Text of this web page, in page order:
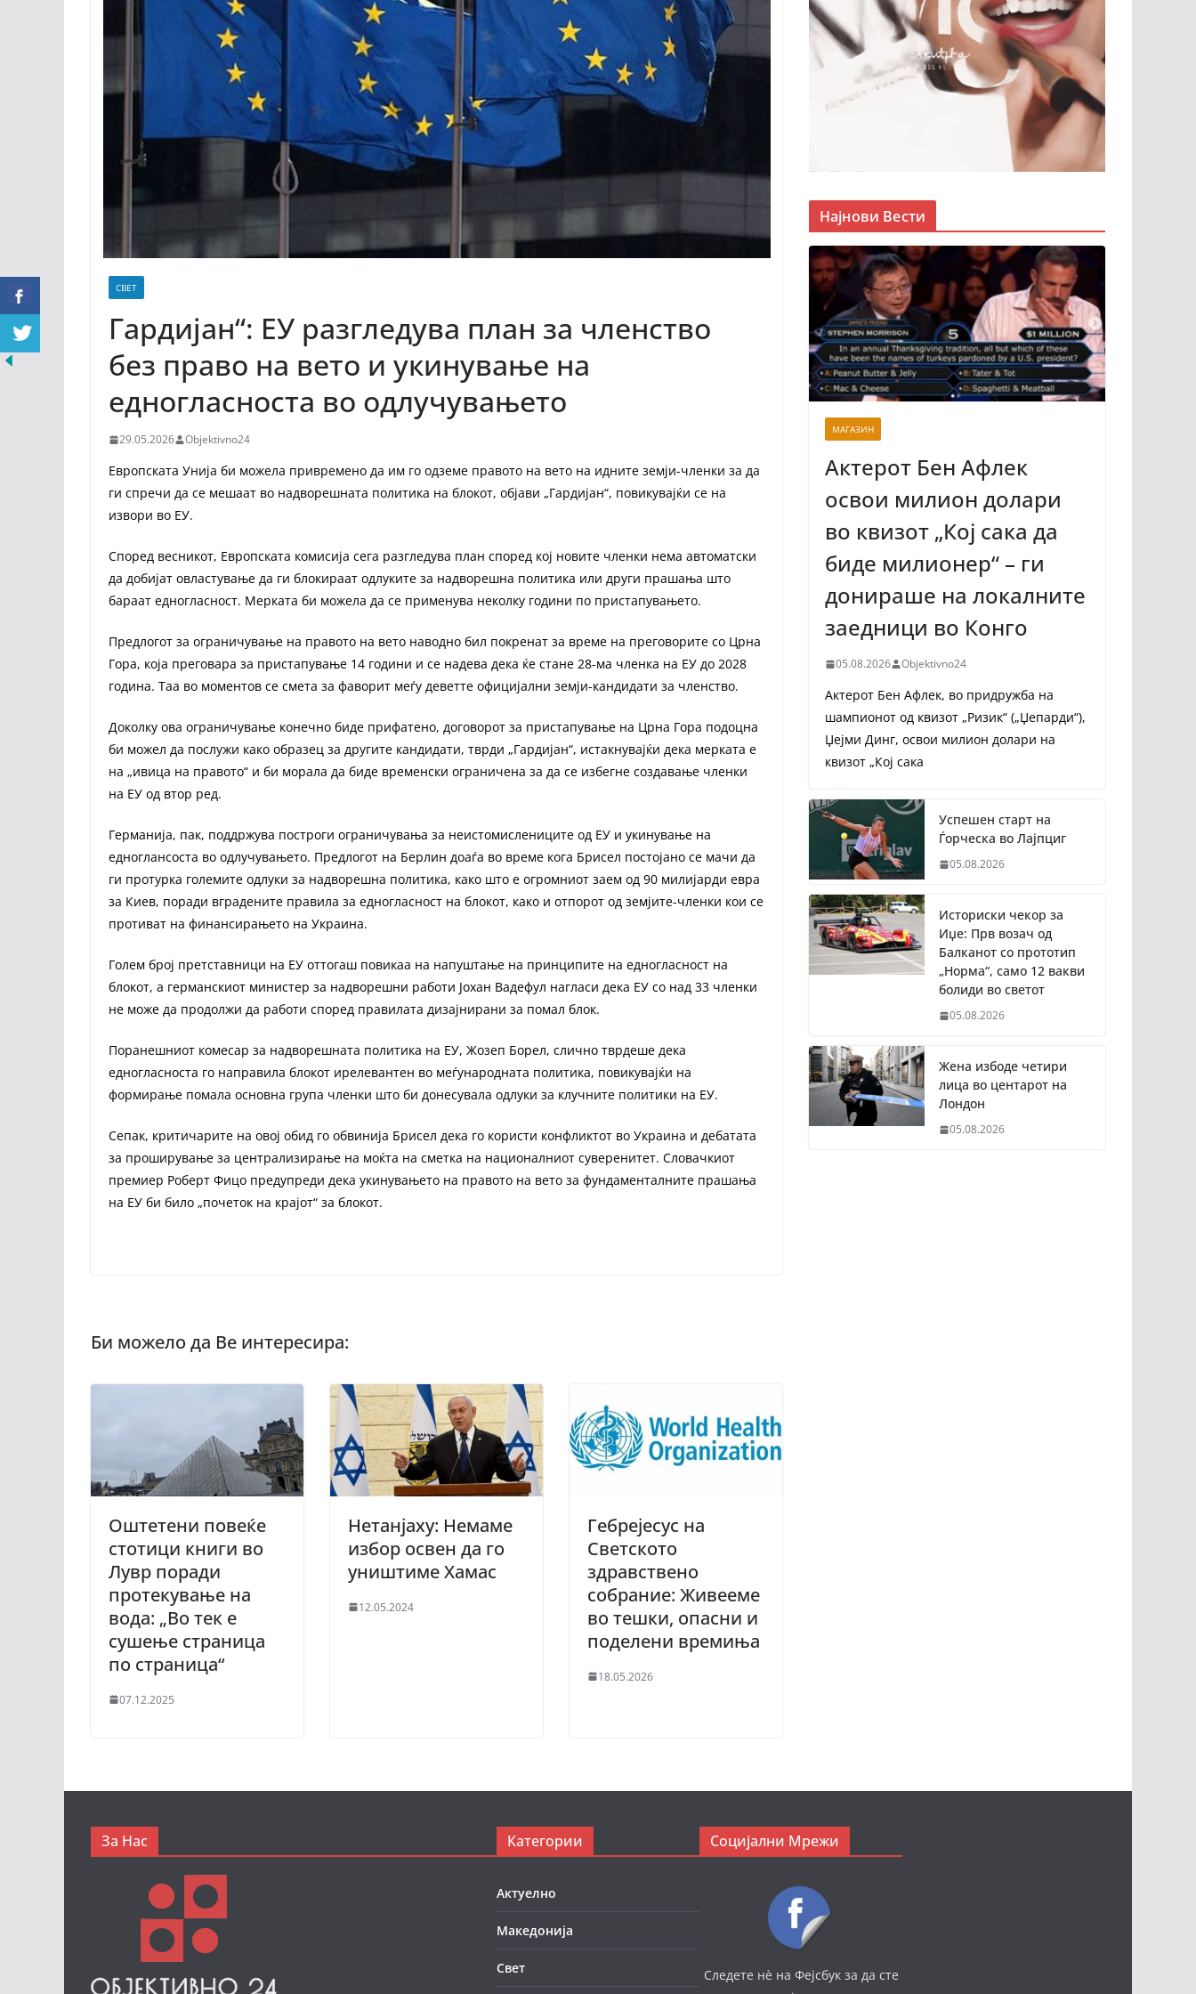
СВЕТ
Гардијан“: ЕУ разгледува план за членство
без право на вето и укинување на
едногласноста во одлучувањето
29.05.2026 Objektivno24
Европската Унија би можела привремено да им го одземе правото на вето на идните земји-членки за да
ги спречи да се мешаат во надворешната политика на блокот, објави „Гардијан“, повикувајќи се на
извори во ЕУ.
Според весникот, Европската комисија сега разгледува план според кој новите членки нема автоматски
да добијат овластување да ги блокираат одлуките за надворешна политика или други прашања што
бараат едногласност. Мерката би можела да се применува неколку години по пристапувањето.
Предлогот за ограничување на правото на вето наводно бил покренат за време на преговорите со Црна
Гора, која преговара за пристапување 14 години и се надева дека ќе стане 28-ма членка на ЕУ до 2028
година. Таа во моментов се смета за фаворит меѓу деветте официјални земји-кандидати за членство.
Доколку ова ограничување конечно биде прифатено, договорот за пристапување на Црна Гора подоцна
би можел да послужи како образец за другите кандидати, тврди „Гардијан“, истакнувајќи дека мерката е
на „ивица на правото“ и би морала да биде временски ограничена за да се избегне создавање членки
на ЕУ од втор ред.
Германија, пак, поддржува построги ограничувања за неистомислениците од ЕУ и укинување на
едноглансоста во одлучувањето. Предлогот на Берлин доаѓа во време кога Брисел постојано се мачи да
ги протурка големите одлуки за надворешна политика, како што е огромниот заем од 90 милијарди евра
за Киев, поради вградените правила за едногласност на блокот, како и отпорот од земјите-членки кои се
противат на финансирањето на Украина.
Голем број претставници на ЕУ оттогаш повикаа на напуштање на принципите на едногласност на
блокот, а германскиот министер за надворешни работи Јохан Вадефул нагласи дека ЕУ со над 33 членки
не може да продолжи да работи според правилата дизајнирани за помал блок.
Поранешниот комесар за надворешната политика на ЕУ, Жозеп Борел, слично тврдеше дека
едногласноста го направила блокот ирелевантен во меѓународната политика, повикувајќи на
формирање помала основна група членки што би донесувала одлуки за клучните политики на ЕУ.
Сепак, критичарите на овој обид го обвинија Брисел дека го користи конфликтот во Украина и дебатата
за проширување за централизирање на моќта на сметка на националниот суверенитет. Словачкиот
премиер Роберт Фицо предупреди дека укинувањето на правото на вето за фундаменталните прашања
на ЕУ би било „почеток на крајот“ за блокот.
Оштетени повеќе
стотици книги во
Лувр поради
протекување на
вода: „Во тек е
сушење страница
по страница“
07.12.2025
Нетанјаху: Немаме
избор освен да го
уништиме Хамас
12.05.2024
Гебрејесус на
Светското
здравствено
собрание: Живееме
во тешки, опасни и
поделени времиња
18.05.2026
Најнови Вести
МАГАЗИН
Актерот Бен Афлек
освои милион долари
во квизот „Кој сака да
биде милионер“ – ги
донираше на локалните
заедници во Конго
05.08.2026 Objektivno24
Актерот Бен Афлек, во придружба на
шампионот од квизот „Ризик“ („Џепарди“),
Џејми Динг, освои милион долари на
квизот „Кој сака
Успешен старт на
Ѓорческа во Лајпциг
05.08.2026
Историски чекор за
Иџе: Прв возач од
Балканот со прототип
„Норма“, само 12 вакви
болиди во светот
05.08.2026
Жена избоде четири
лица во центарот на
Лондон
05.08.2026
За Нас Категории
Актуелно
Македонија
Свет
Социјални Мрежи
Следете нè на Фејсбук за да сте